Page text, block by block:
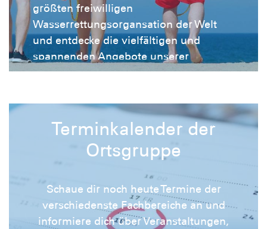
größten freiwilligen
Wasserrettungsorgansation der Welt
und entdecke die vielfältigen und
spannenden Angebote unserer
Ortgsgruppe.
Terminkalender der
Ortsgruppe
Schaue dir noch heute Termine der
verschiedenste Fachbereiche an und
informiere dich über Veranstaltungen,